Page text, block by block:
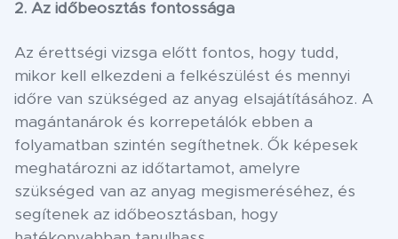
2. Az időbeosztás fontossága
Az érettségi vizsga előtt fontos, hogy tudd,
mikor kell elkezdeni a felkészülést és mennyi
időre van szükséged az anyag elsajátításához. A
magántanárok és korrepetálók ebben a
folyamatban szintén segíthetnek. Ők képesek
meghatározni az időtartamot, amelyre
szükséged van az anyag megismeréséhez, és
segítenek az időbeosztásban, hogy